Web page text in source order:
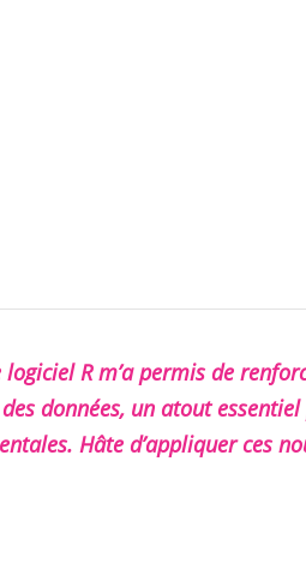
R m’a permis de
données, un atout
Hâte d’appliquer ces